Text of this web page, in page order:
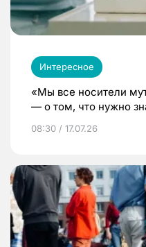
Интересное
«Мы все носители
— о том, что нужно
08:30 / 17.07.26